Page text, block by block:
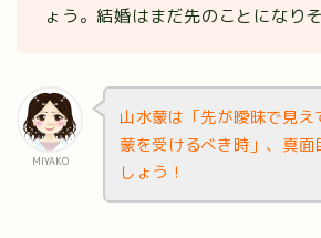
ょう。結婚はまだ先のことになりそ
MIYAKO
山水蒙は「先が曖昧で見
蒙を受けるべき時」、真
しょう！